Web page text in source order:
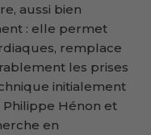
aussi bien
: elle permet
remplace
les prises
initialement
Hénon et
en